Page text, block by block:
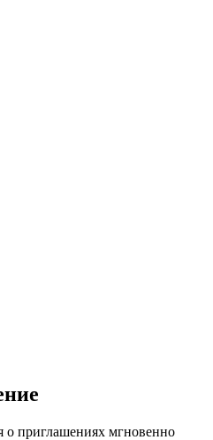
о приглашениях мгновенно